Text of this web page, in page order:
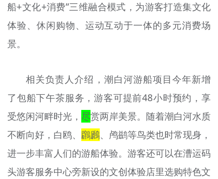
船+文化+消费”三维融合模式，为游客打造集文化
体验、休闲购物、运动互动于一体的多元消费场
景。
相关负责人介绍，潮白河游船项目今年新增
了包船下午茶服务，游客可提前48小时预约，享
受悠闲河畔时光， 尽赏两岸美景。随着潮白河水质
不断向好，白鸥、 鸊鷉、鸬鹚等鸟类也时常现身，
进一步丰富人们的游船体验。游客还可以在漕运码
头游客服务中心旁新设的文创体验店里选购特色文